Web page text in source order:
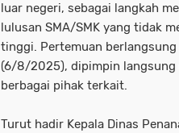
luar negeri, sebagai langkah
lulusan SMA/SMK yang tidak
tinggi. Pertemuan berlangsung
(6/8/2025), dipimpin langsung
berbagai pihak terkait.
Turut hadir Kepala Dinas